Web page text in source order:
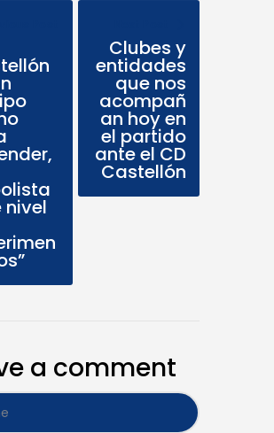
nivel
Clubes y
entidades
que nos
acompañ
an hoy en
el partido
ante el CD
Castellón
a comment